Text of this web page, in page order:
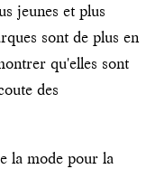
jeunes et plus
sont de plus en
qu'elles sont
des
la mode pour la